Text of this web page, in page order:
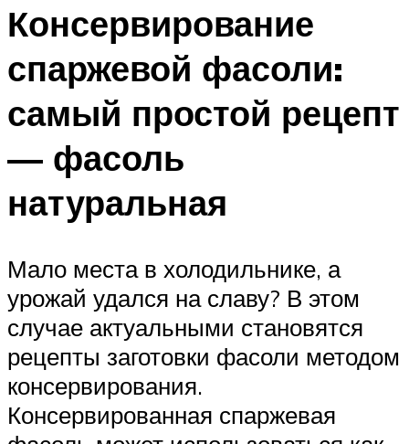
Консервирование
спаржевой фасоли:
самый простой рецепт
— фасоль
натуральная
Мало места в холодильнике, а
урожай удался на славу? В этом
случае актуальными становятся
рецепты заготовки фасоли методом
консервирования.
Консервированная спаржевая